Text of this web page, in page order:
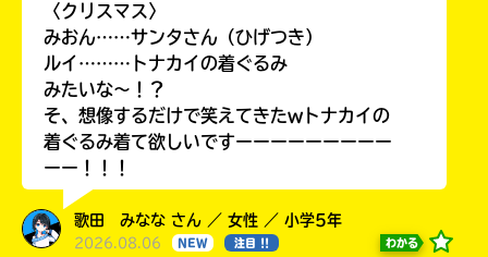
〈クリスマス〉
みおん……サンタさん（ひげつき）
ルイ………トナカイの着ぐるみ
みたいな〜！？
そ、想像するだけで笑えてきたwトナカイの
着ぐるみ着て欲しいですーーーーーーーーー
ーー！！！
歌田 みなな さん ／ 女性 ／ 小学5年
2026.08.06 NEW 注目 !! わかる